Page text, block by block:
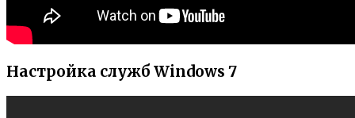
Настройка служб Windows 7